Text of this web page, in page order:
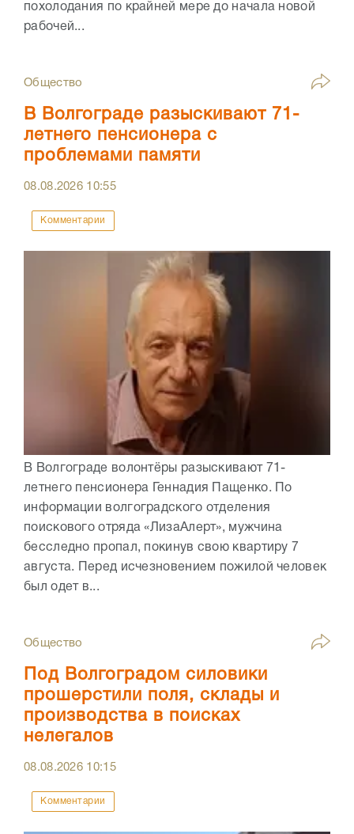
похолодания по крайней мере до начала новой
рабочей...
Общество
В Волгограде разыскивают 71-
летнего пенсионера с
проблемами памяти
08.08.2026 10:55
Комментарии
В Волгограде волонтёры разыскивают 71-
летнего пенсионера Геннадия Пащенко. По
информации волгоградского отделения
поискового отряда «ЛизаАлерт», мужчина
бесследно пропал, покинув свою квартиру 7
августа. Перед исчезновением пожилой человек
был одет в...
Общество
Под Волгоградом силовики
прошерстили поля, склады и
производства в поисках
нелегалов
08.08.2026 10:15
Комментарии